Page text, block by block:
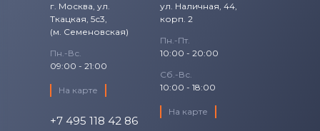
г. Москва, ул.
Ткацкая, 5с3,
(м. Семеновская)
Пн.-Вс.
09:00 - 21:00
На карте
+7 495 118 42 86
ул. Наличная, 44,
корп. 2
Пн.-Пт.
10:00 - 20:00
Сб.-Вс.
10:00 - 18:00
На карте